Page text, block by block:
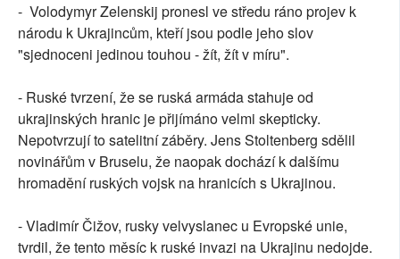
RUBRIKY
PLNÁ VERZE STRÁNEK
- Volodymyr Zelenskij pronesl ve středu ráno projev k
národu k Ukrajincům, kteří jsou podle jeho slov
"sjednoceni jedinou touhou - žít, žít v míru".
- Ruské tvrzení, že se ruská armáda stahuje od
ukrajinských hranic je přijímáno velmi skepticky.
Nepotvrzují to satelitní záběry. Jens Stoltenberg sdělil
novinářům v Bruselu, že naopak dochází k dalšímu
hromadění ruských vojsk na hranicích s Ukrajinou.
- Vladimír Čižov, rusky velvyslanec u Evropské unie,
tvrdil, že tento měsíc k ruské invazi na Ukrajinu nedojde.